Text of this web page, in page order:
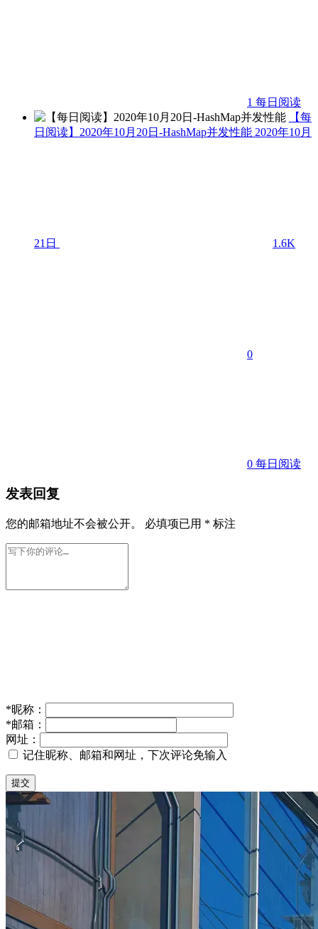
1 每日阅读
【每
日阅读】2020年10月20日-HashMap并发性能 2020年10月
21日 1.6K
0
0 每日阅读
发表回复
您的邮箱地址不会被公开。 必填项已用 * 标注
*昵称：
*邮箱：
网址：
记住昵称、邮箱和网址，下次评论免输入
提交